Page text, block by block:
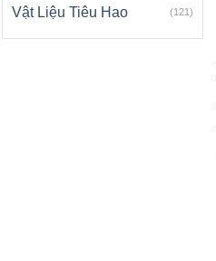
Vật Liệu Tiêu Hao (121)